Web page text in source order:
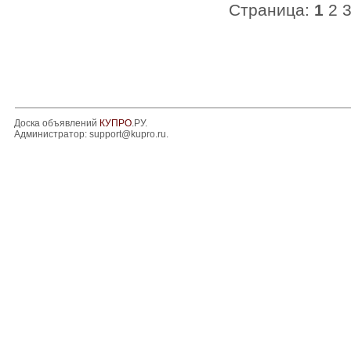
Страница: 1 2 3
Доска объявлений КУПРО.РУ.
Администратор: support@kupro.ru.